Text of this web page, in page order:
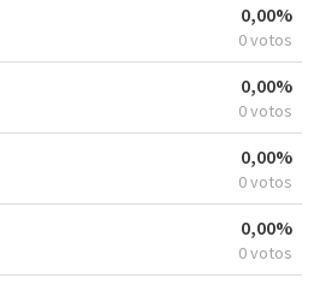
0,00%
0 votos
0,00%
0 votos
0,00%
0 votos
0,00%
0 votos